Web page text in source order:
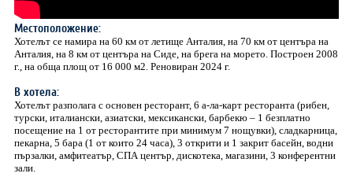
Местоположение:
Хотелът се намира на 60 км от летище Анталия, на 70 км от центъра на
Анталия, на 8 км от центъра на Сиде, на брега на морето. Построен 2008
г., на обща площ от 16 000 м2. Реновиран 2024 г.
В хотела:
Хотелът разполага с основен ресторант, 6 а-ла-карт ресторанта (рибен,
турски, италиански, азиатски, мексикански, барбекю – 1 безплатно
посещение на 1 от ресторантите при минимум 7 нощувки), сладкарница,
пекарна, 5 бара (1 от които 24 часа), 3 открити и 1 закрит басейн, водни
пързалки, амфитеатър, СПА център, дискотека, магазини, 3 конферентни
зали.